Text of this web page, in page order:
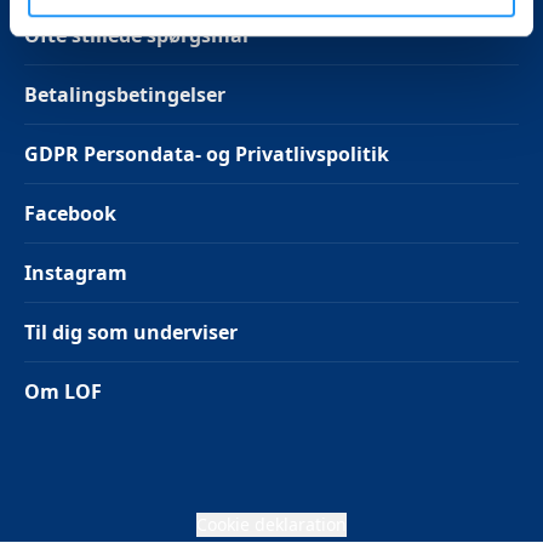
Ofte stillede spørgsmål
Betalingsbetingelser
GDPR Persondata- og Privatlivspolitik
Facebook
Instagram
Til dig som underviser
Om LOF